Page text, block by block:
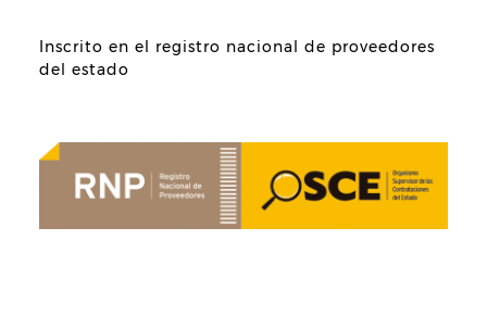
Inscrito en el registro nacional de proveedores
del estado